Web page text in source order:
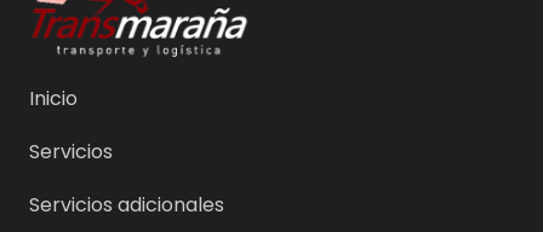
Inicio
Servicios
Servicios adicionales